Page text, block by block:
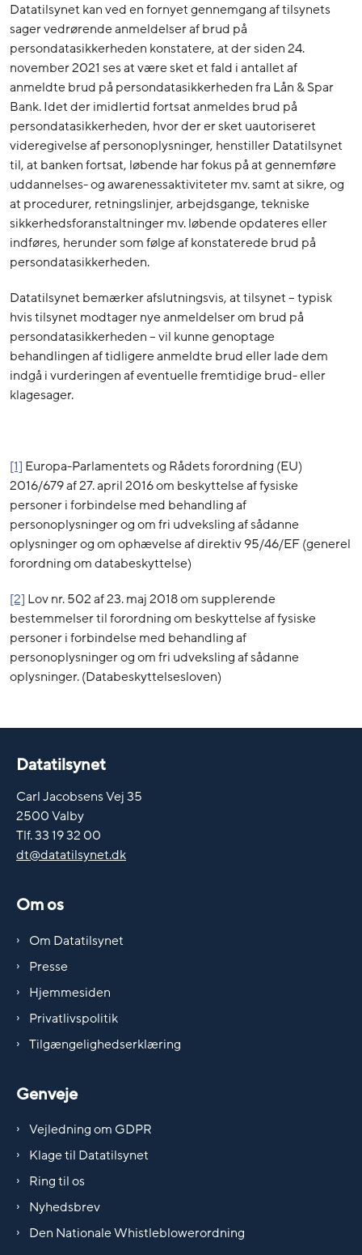
Datatilsynet kan ved en fornyet gennemgang af tilsynets
sager vedrørende anmeldelser af brud på
persondatasikkerheden konstatere, at der siden 24.
november 2021 ses at være sket et fald i antallet af
anmeldte brud på persondatasikkerheden fra Lån & Spar
Bank. Idet der imidlertid fortsat anmeldes brud på
persondatasikkerheden, hvor der er sket uautoriseret
videregivelse af personoplysninger, henstiller Datatilsynet
til, at banken fortsat, løbende har fokus på at gennemføre
uddannelses- og awarenessaktiviteter mv. samt at sikre, og
at procedurer, retningslinjer, arbejdsgange, tekniske
sikkerhedsforanstaltninger mv. løbende opdateres eller
indføres, herunder som følge af konstaterede brud på
persondatasikkerheden.
Datatilsynet bemærker afslutningsvis, at tilsynet – typisk
hvis tilsynet modtager nye anmeldelser om brud på
persondatasikkerheden – vil kunne genoptage
behandlingen af tidligere anmeldte brud eller lade dem
indgå i vurderingen af eventuelle fremtidige brud- eller
klagesager.
[1] Europa-Parlamentets og Rådets forordning (EU)
2016/679 af 27. april 2016 om beskyttelse af fysiske
personer i forbindelse med behandling af
personoplysninger og om fri udveksling af sådanne
oplysninger og om ophævelse af direktiv 95/46/EF (generel
forordning om databeskyttelse)
[2] Lov nr. 502 af 23. maj 2018 om supplerende
bestemmelser til forordning om beskyttelse af fysiske
personer i forbindelse med behandling af
personoplysninger og om fri udveksling af sådanne
oplysninger. (Databeskyttelsesloven)
Datatilsynet
Carl Jacobsens Vej 35
2500 Valby
Tlf. 33 19 32 00
dt@datatilsynet.dk
Om os
Om Datatilsynet
Presse
Hjemmesiden
Privatlivspolitik
Tilgængelighedserklæring
Genveje
Vejledning om GDPR
Klage til Datatilsynet
Ring til os
Nyhedsbrev
Den Nationale Whistleblowerordning